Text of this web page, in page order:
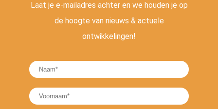
Laat je e-mailadres achter en we houden je op
de hoogte van nieuws & actuele
ontwikkelingen!